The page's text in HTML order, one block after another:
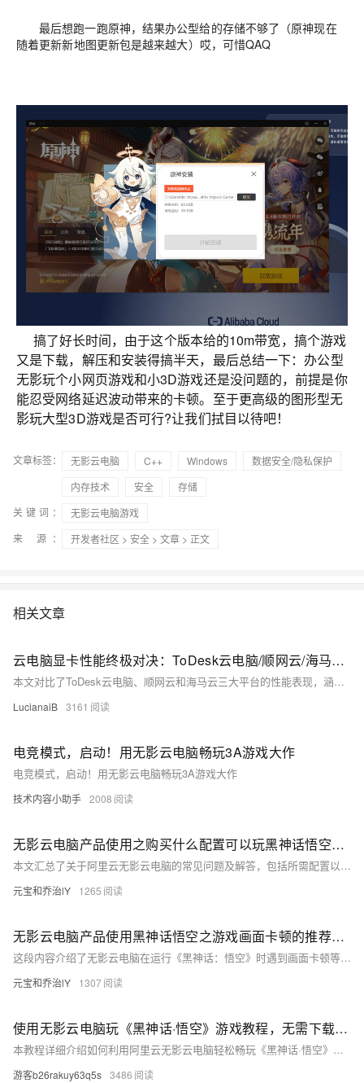
最后想跑一跑原神，结果办公型给的存储不够了（原神现在
随着更新新地图更新包是越来越大）哎，可惜QAQ
搞了好长时间，由于这个版本给的10m带宽，搞个游戏
又是下载，解压和安装得搞半天， 最后总结一下： 办公型
无影玩个小网页游戏和小3D游戏还是没问题的，前提是你
能忍受网络延迟波动带来的卡顿。至于更高级的图形型无
影玩大型3D游戏是否可行?让我们拭目以待吧！
文章标签： 无影云电脑 C++ Windows
数据安全/隐私保护
内存技术
安全
存储
关键词：
无影云电脑游戏
来 源：
开发者社区 > 安全 > 文章 > 正文
相关文章
云电脑显卡性能终极对决：ToDesk云电脑/顺网云/海马云，谁才是4K游戏之王？
本文对比了ToDesk云电脑、顺网云和海马云三大平台的性能表现，涵盖游戏实战与AI模型测试。ToDesk云电脑搭载RTX 5090显卡，在4K游戏与大模型支持上表现卓越；顺网云适合中轻度游戏玩家，强调即开即用的便捷性；海马云面向企业用户，提供稳定算力与多任务支持。评测从显卡、处理器、压力测试到网络传输技术全面展开，最终推荐：硬核玩家首选ToDesk云电脑，内容创作者可选ToDesk云电脑或海马云，企业用户则更适合海马云。
LucianaiB 3161
电竞模式，启动！用无影云电脑畅玩3A游戏大作
电竞模式，启动！用无影云电脑畅玩3A游戏大作
技术内容小助手 2008
无影云电脑产品使用之购买什么配置可以玩黑神话悟空游戏？
本文汇总了关于阿里云无影云电脑的常见问题及解答，包括所需配置以运行《黑神话：悟空》游戏、不同版本显卡型号、电竞模式库存情况及如何查看云电脑的使用情况等。提供了多个详细解答链接，帮助用户更好地了解和使用无影云电脑。
元宝和乔治lY 1265
无影云电脑产品使用黑神话悟空之游戏画面卡顿的推荐设置
这段内容介绍了无影云电脑在运行《黑神话：悟空》时遇到画面卡顿等问题的推荐设置与解决方案，包括调整分辨率和显示模式等方法，并提供了多个具体问题的详细解答及参考链接，帮助用户优化游戏体验。
元宝和乔治lY 1307
使用无影云电脑玩《黑神话·悟空》游戏教程，无需下载，开机即玩！
本教程详细介绍如何利用阿里云无影云电脑轻松畅玩《黑神话·悟空》游戏，无需下载游戏客户端，开机即可体验。首先需下载无影客户端并购买个人铂金款云电脑（14.9元首月）。购买后，通过输入WeGame版或Steam版镜像分享码并选择电竞模式来配置云电脑。最后，在云电脑中启动WeGame客户端并登录账户，手动添加游戏路径后即可游玩。注意游戏需单独购买，并记得游玩后关闭云电脑以避免额外计费。更多详情与步骤请参阅阿里云官方指南。
游客b26rakuy63q5s 3486